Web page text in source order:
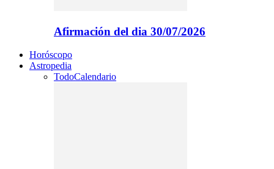
Afirmación del dia 30/07/2026
Horóscopo
Astropedia
TodoCalendario